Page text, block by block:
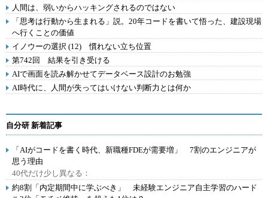
人間は、弱いからハッキングされるのではない
「思考は行動から生まれる」説。20年コードを書いて悟った、建設現場
へ行くことの価値
イノウーの選択 (12) 慣れない立ち位置
第742回 結果を引き受ける
AIで画面を読み解かせてデータベース設計のお勉強
AI時代に、人間が失ってはいけない判断力とは何か
自分研 新着記事
「AIがコードを書く時代、新職種FDEが需要増」 7割のエンジニアが
思う理由
40代だけ少し異なる：
約8割「内定期間中に学ぶべき」 未経験エンジニア自主学習のハード